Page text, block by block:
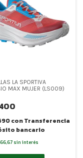
LA SPORTIVA
MAX MUJER (LS009)
conTransferencia
bancario
sin interés